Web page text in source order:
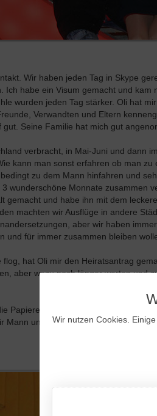
Wir haben jeden Tag in Skype
Ich habe ein Visum gemacht und
wurden jeden Tag stärker. Oli hat
Verwandten und Eltern
Seine Familie hat mich gut
verbracht, in Mai-Juni und dann
kann man sonst erfahren ob man
zu dem Mann hinfahren und
wunderschöne Monnate zusammen
gemacht und habe ihn mit dem
machten wir Ausflüge in andere
aber wir haben
und für immer zusammen bleiben
hat Oli mir den Heiratsantrag
aber wozu noch länger warten und
Papiere zu sammeln. Wieder
Mann und Frau geworden.
Wir nutzen Cookies.